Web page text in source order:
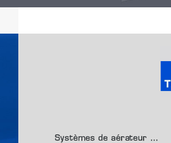
Systèmes de aérateur …